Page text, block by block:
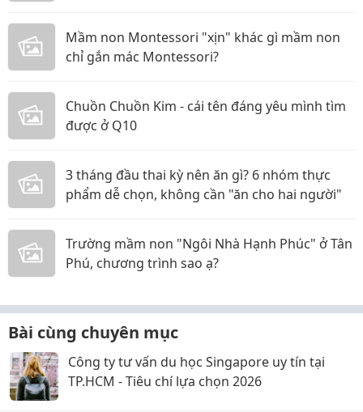
Mầm non Montessori "xịn" khác gì mầm non
chỉ gắn mác Montessori?
Chuồn Chuồn Kim - cái tên đáng yêu mình tìm
được ở Q10
3 tháng đầu thai kỳ nên ăn gì? 6 nhóm thực
phẩm dễ chọn, không cần "ăn cho hai người"
Trường mầm non "Ngôi Nhà Hạnh Phúc" ở Tân
Phú, chương trình sao ạ?
Bài cùng chuyên mục
Công ty tư vấn du học Singapore uy tín tại
TP.HCM - Tiêu chí lựa chọn 2026